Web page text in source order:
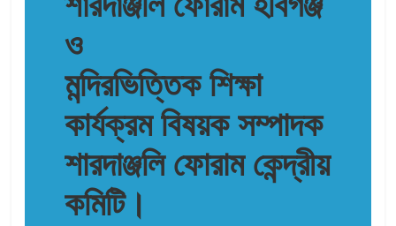
ও
মন্দিরভিত্তিক শিক্ষা
কার্যক্রম বিষয়ক সম্পাদক
শারদাঞ্জলি ফোরাম কেন্দ্রীয়
কমিটি।